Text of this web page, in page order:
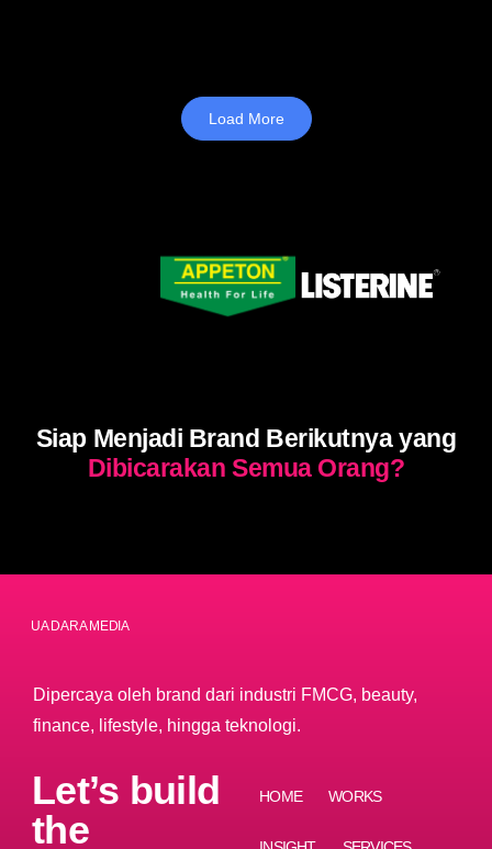
Load More
Siap Menjadi Brand Berikutnya yang
Dibicarakan Semua Orang?
PT DUA DARA MEDIA
Dipercaya oleh brand dari industri FMCG, beauty,
finance, lifestyle, hingga teknologi.
Let’s build
the
HOME WORKS